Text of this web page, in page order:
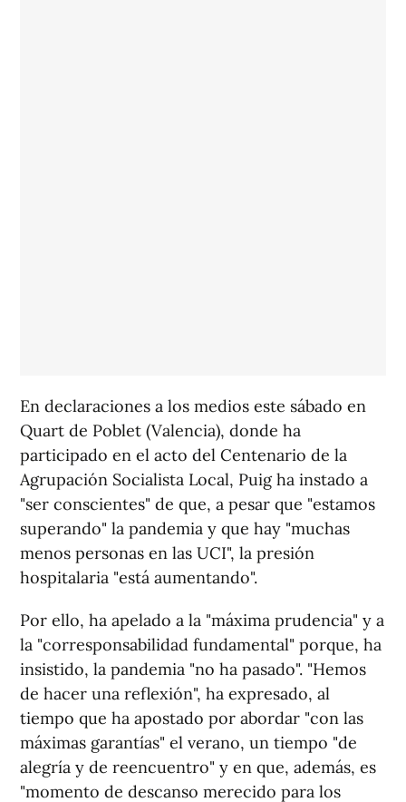
En declaraciones a los medios este sábado en
Quart de Poblet (Valencia), donde ha
participado en el acto del Centenario de la
Agrupación Socialista Local, Puig ha instado a
"ser conscientes" de que, a pesar que "estamos
superando" la pandemia y que hay "muchas
menos personas en las UCI", la presión
hospitalaria "está aumentando".
Por ello, ha apelado a la "máxima prudencia" y a
la "corresponsabilidad fundamental" porque, ha
insistido, la pandemia "no ha pasado". "Hemos
de hacer una reflexión", ha expresado, al
tiempo que ha apostado por abordar "con las
máximas garantías" el verano, un tiempo "de
alegría y de reencuentro" y en que, además, es
"momento de descanso merecido para los